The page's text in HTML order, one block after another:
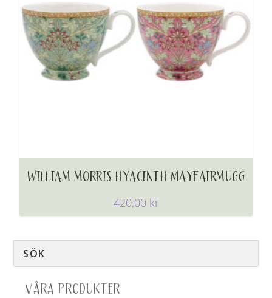
WILLIAM MORRIS HYACINTH MAYFAIRMUGG
420,00 kr
VÅRA PRODUKTER